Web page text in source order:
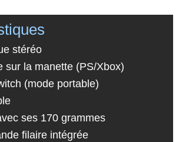
stéréo
sur la manette (PS/Xbox)
(mode portable)
ses 170 grammes
filaire intégrée